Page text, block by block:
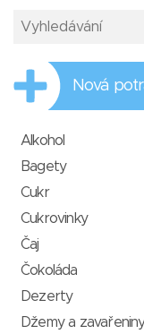
Nová
Alkohol
Bagety
Cukr
Cukrovinky
Čaj
Čokoláda
Dezerty
Džemy a